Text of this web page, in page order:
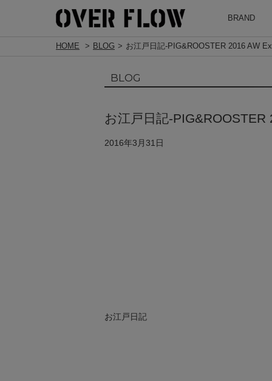
BRAND
HOME BLOG お江戸日記-PIG&ROOSTER 2016 AW
BLOG
お江戸日記-
2016年3月31日
お江戸日記